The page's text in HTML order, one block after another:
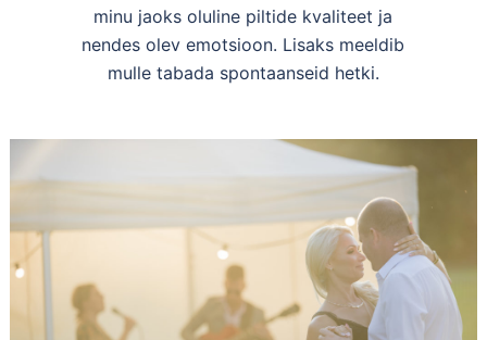
minu jaoks oluline piltide kvaliteet ja
nendes olev emotsioon. Lisaks meeldib
mulle tabada spontaanseid hetki.